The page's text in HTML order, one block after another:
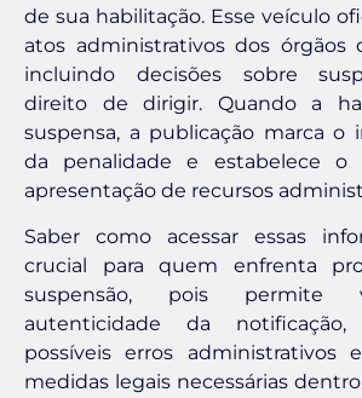
de sua habilitação. Esse veículo
atos administrativos dos órgãos
incluindo decisões sobre
direito de dirigir. Quando a
suspensa, a publicação marca o
da penalidade e estabelece o
apresentação de recursos
Saber como acessar essas
crucial para quem enfrenta
suspensão, pois permite
autenticidade da notificação,
possíveis erros administrativos
medidas legais necessárias